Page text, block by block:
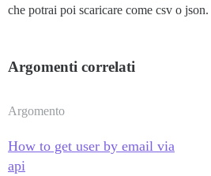
che potrai poi scaricare come csv o json.
Argomenti correlati
Argomento
How to get user by email via
api